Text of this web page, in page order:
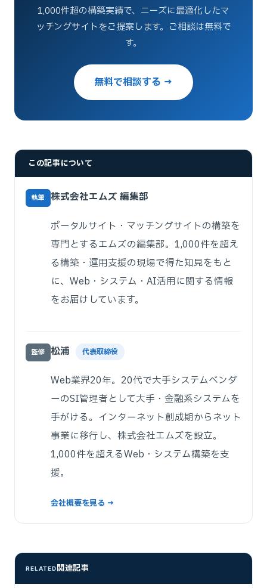
1,000件超の構築実績で、ニーズに最適化したマ
ッチングサイトをご提案します。ご相談は無料で
す。
無料で相談する →
この記事について
執筆 株式会社エムズ 編集部
ポータルサイト・マッチングサイトの構築を
専門とするエムズの編集部。1,000件を超え
る構築・運用支援の現場で得た知見をもと
に、Web・システム・AI活用に関する情報
をお届けしています。
監修 松浦 代表取締役
Web業界20年。20代で大手システムベンダ
ーのSI管理者として大手・金融系システムを
手がける。インターネット創成期からネット
事業に移行し、株式会社エムズを設立。
1,000件を超えるWeb・システム構築を支
援。
会社概要を見る →
RELATED関連記事